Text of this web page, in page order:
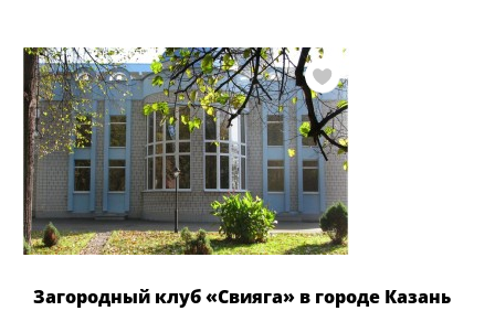
Загородный клуб «Свияга» в городе Казань